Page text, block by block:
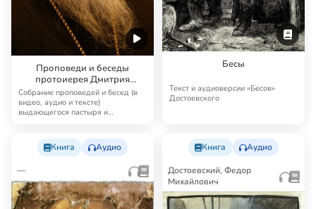
Проповеди и беседы
протоиерея Дмитрия
Смирнова
Собрание проповедей и бесед (в
видео, аудио и тексте)
выдающегося пастыря и
Бесы
Текст и аудиоверсии «Бесов»
Достоевского
Книга Аудио
—
Книга Аудио
Достоевский, Федор
Михайлович